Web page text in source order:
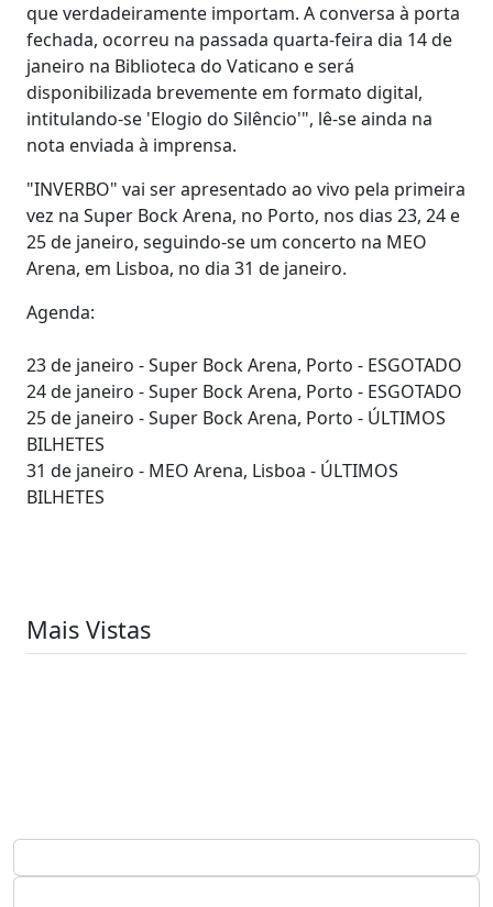
que verdadeiramente importam. A conversa à porta
fechada, ocorreu na passada quarta-feira dia 14 de
janeiro na Biblioteca do Vaticano e será
disponibilizada brevemente em formato digital,
intitulando-se 'Elogio do Silêncio'", lê-se ainda na
nota enviada à imprensa.
"INVERBO" vai ser apresentado ao vivo pela primeira
vez na Super Bock Arena, no Porto, nos dias 23, 24 e
25 de janeiro, seguindo-se um concerto na MEO
Arena, em Lisboa, no dia 31 de janeiro.
Agenda:
23 de janeiro - Super Bock Arena, Porto - ESGOTADO
24 de janeiro - Super Bock Arena, Porto - ESGOTADO
25 de janeiro - Super Bock Arena, Porto - ÚLTIMOS
BILHETES
31 de janeiro - MEO Arena, Lisboa - ÚLTIMOS
BILHETES
Mais Vistas